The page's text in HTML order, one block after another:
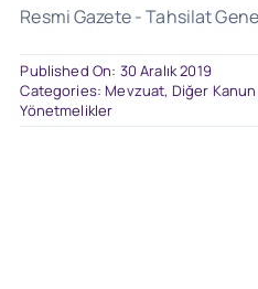
Resmi Gazete - Tahsilat
Published On: 30 Aralık 2019
Categories: Mevzuat, Diğer
Yönetmelikler